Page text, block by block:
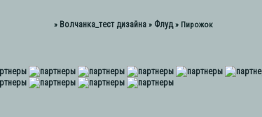
» Волчанка_тест дизайна » Флуд » Пирожок